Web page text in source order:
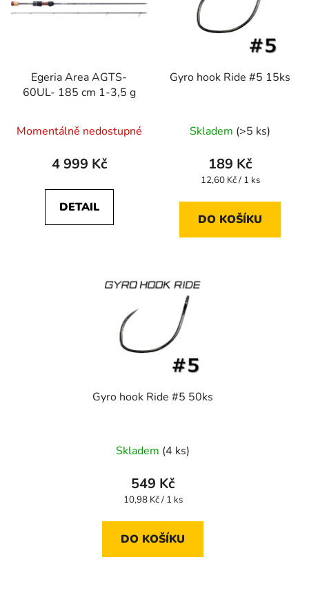
Egeria Area AGTS-
60UL- 185 cm 1-3,5 g
Momentálně nedostupné
4 999 Kč
DETAIL
Gyro hook Ride #5 15ks
Skladem (>5 ks)
189 Kč
Měrná
12,60 Kč / 1 ks
DO KOŠÍKU
Gyro hook Ride #5 50ks
Skladem (4 ks)
549 Kč
Měrná
10,98 Kč / 1 ks
DO KOŠÍKU